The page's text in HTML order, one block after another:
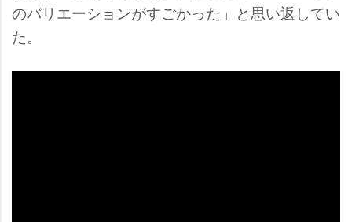
のバリエーションがすごかった」と思い返してい
た。